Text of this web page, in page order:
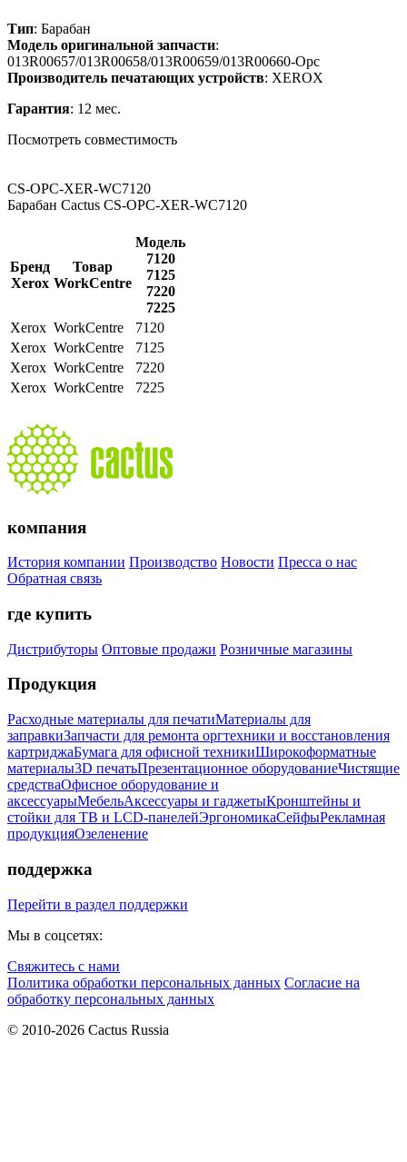
Тип: Барабан
Модель оригинальной запчасти:
013R00657/013R00658/013R00659/013R00660-Opc
Производитель печатающих устройств: XEROX
Гарантия: 12 мес.
Посмотреть совместимость
CS-OPC-XER-WC7120
Барабан Cactus CS-OPC-XER-WC7120
Бренд
Xerox
Товар
WorkCentre
Модель
7120
7125
7220
7225
Xerox WorkCentre
7120
Xerox WorkCentre
7125
Xerox WorkCentre
7220
Xerox WorkCentre 7225
компания
История компании Производство Новости Пресса о нас
Обратная связь
где купить
Дистрибуторы Оптовые продажи Розничные магазины
Продукция
Расходные материалы для печатиМатериалы для
заправкиЗапчасти для ремонта оргтехники и восстановления
картриджаБумага для офисной техникиШирокоформатные
материалы3D печатьПрезентационное оборудованиеЧистящие
средстваОфисное оборудование и
аксессуарыМебельАксессуары и гаджетыКронштейны и
стойки для ТВ и LCD-панелейЭргономикаСейфыРекламная
продукцияОзеленение
поддержка
Перейти в раздел поддержки
Мы в соцсетях:
Свяжитесь с нами
Политика обработки персональных данных Согласие на
обработку персональных данных
© 2010-2026 Cactus Russia